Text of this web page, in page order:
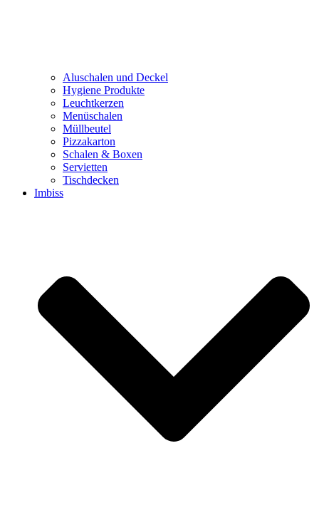
Aluschalen und Deckel
Hygiene Produkte
Leuchtkerzen
Menüschalen
Müllbeutel
Pizzakarton
Schalen & Boxen
Servietten
Tischdecken
Imbiss